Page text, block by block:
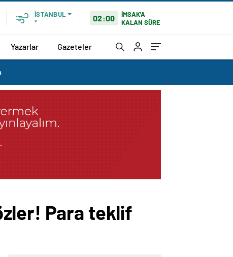
İSTANBUL
°
02:00
İMSAK'A
KALAN SÜRE
Yazarlar Gazeteler
Para teklif